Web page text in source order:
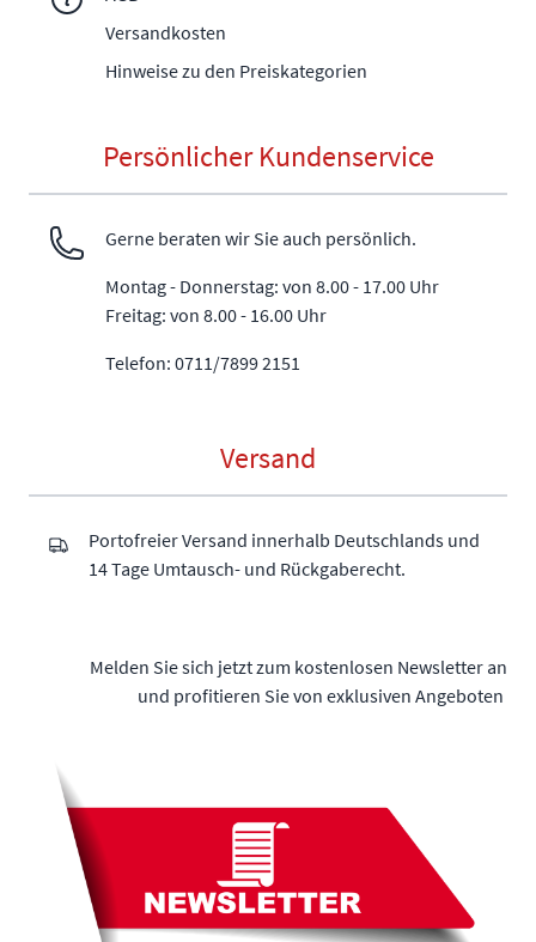
Versandkosten
Hinweise zu den Preiskategorien
Persönlicher Kundenservice
Gerne beraten wir Sie auch persönlich.
Montag - Donnerstag: von 8.00 - 17.00 Uhr
Freitag: von 8.00 - 16.00 Uhr
Telefon: 0711/7899 2151
Versand
Portofreier Versand innerhalb Deutschlands und
14 Tage Umtausch- und Rückgaberecht.
Melden Sie sich jetzt zum kostenlosen Newsletter an
und profitieren Sie von exklusiven Angeboten